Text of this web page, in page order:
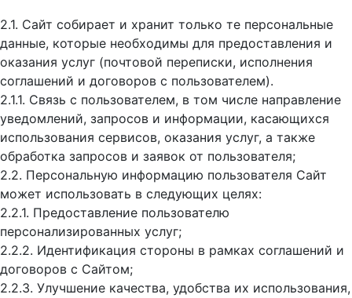
2.1. Сайт собирает и хранит только те персональные
данные, которые необходимы для предоставления и
оказания услуг (почтовой переписки, исполнения
соглашений и договоров с пользователем).
2.1.1. Связь с пользователем, в том числе направление
уведомлений, запросов и информации, касающихся
использования сервисов, оказания услуг, а также
обработка запросов и заявок от пользователя;
2.2. Персональную информацию пользователя Сайт
может использовать в следующих целях:
2.2.1. Предоставление пользователю
персонализированных услуг;
2.2.2. Идентификация стороны в рамках соглашений и
договоров с Сайтом;
2.2.3. Улучшение качества, удобства их использования,